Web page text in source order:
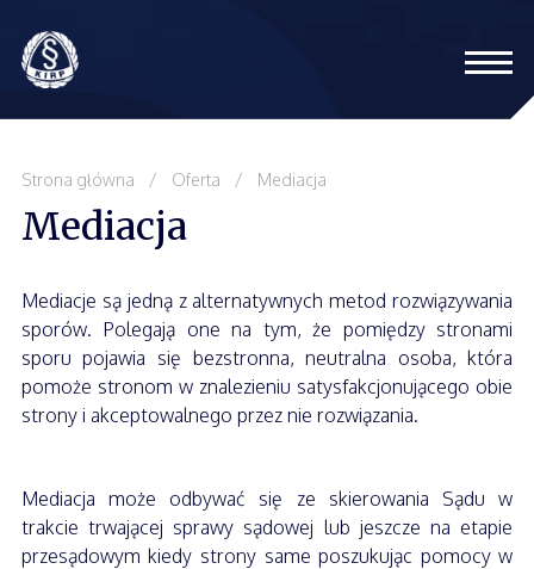
Zespół
Szkolenia
Blog
Strona główna / Oferta / Mediacja
Mediacja
Mediacje są jedną z alternatywnych metod rozwiązywania
sporów. Polegają one na tym, że pomiędzy stronami
sporu pojawia się bezstronna, neutralna osoba, która
pomoże stronom w znalezieniu satysfakcjonującego obie
strony i akceptowalnego przez nie rozwiązania.
Mediacja może odbywać się ze skierowania Sądu w
trakcie trwającej sprawy sądowej lub jeszcze na etapie
przesądowym kiedy strony same poszukując pomocy w